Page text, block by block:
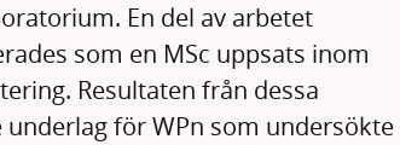
En del av arbetet
som en MSc uppsats inom
Resultaten från dessa
underlag för WPn som undersökte